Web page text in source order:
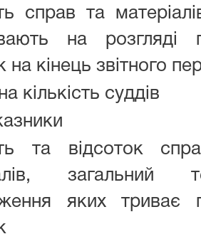
справ та
на розгляді
на кінець звітного
кількість суддів
та відсоток
загальний
яких триває